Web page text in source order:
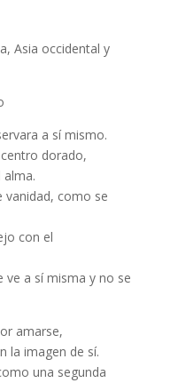
Asia occidental y
a sí mismo.
dorado,
vanidad, como se
con el
ve a sí misma y no se
amarse,
la imagen de sí.
una segunda